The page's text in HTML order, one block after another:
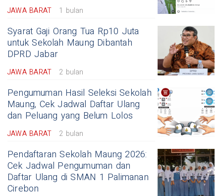
JAWA BARAT 1 bulan
Syarat Gaji Orang Tua Rp10 Juta
untuk Sekolah Maung Dibantah
DPRD Jabar
JAWA BARAT 2 bulan
Pengumuman Hasil Seleksi Sekolah
Maung, Cek Jadwal Daftar Ulang
dan Peluang yang Belum Lolos
JAWA BARAT 2 bulan
Pendaftaran Sekolah Maung 2026:
Cek Jadwal Pengumuman dan
Daftar Ulang di SMAN 1 Palimanan
Cirebon